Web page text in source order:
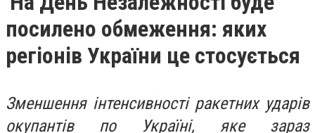
посилено обмеження: яких
регіонів України це стосується
Зменшення інтенсивності ракетних ударів
окупантів по Україні, яке зараз